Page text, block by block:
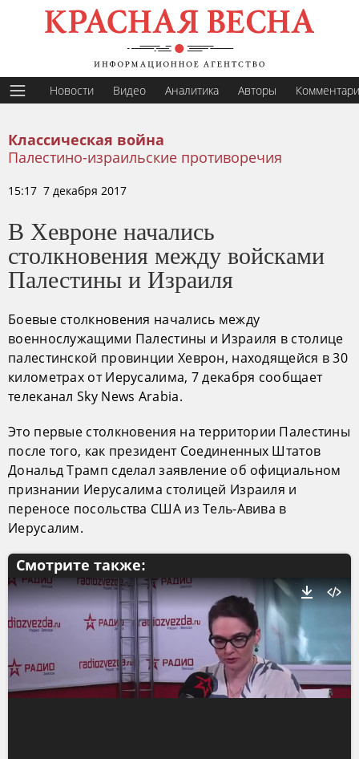
Новости Видео Аналитика Авторы
Классическая война
Палестино-израильские противоречия
15:17 7 декабря 2017
В Хевроне начались
столкновения между войсками
Палестины и Израиля
Боевые столкновения начались между
военнослужащими Палестины и Израиля в столице
палестинской провинции Хеврон, находящейся в 30
километрах от Иерусалима, 7 декабря сообщает
телеканал Sky News Arabia.
Это первые столкновения на территории Палестины
после того, как президент Соединенных Штатов
Дональд Трамп сделал заявление об официальном
признании Иерусалима столицей Израиля и
переносе посольства США из Тель-Авива в
Иерусалим.
Смотрите также: